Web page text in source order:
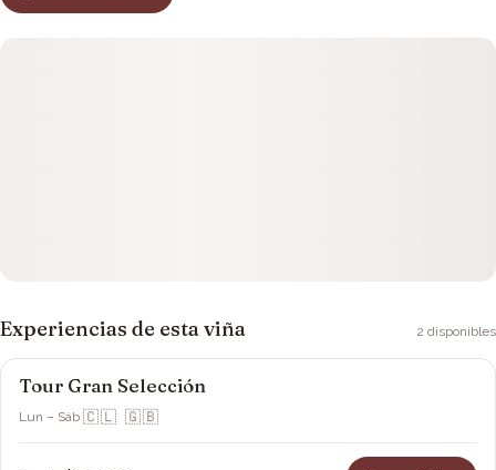
Experiencias de esta viña 2 disponibles
Viña Ravanal
Tour Gran Selección
Lun – Sáb·🇨🇱 🇬🇧